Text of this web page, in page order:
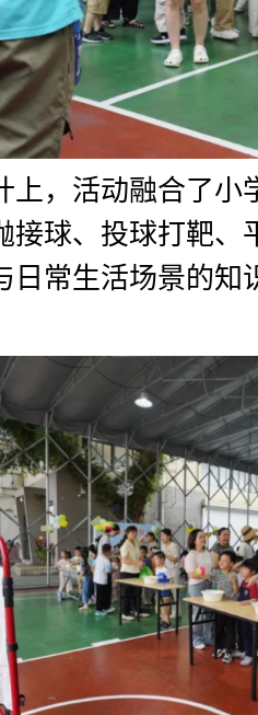
上，活动融合了小
接球、投球打靶
日常生活场景的知